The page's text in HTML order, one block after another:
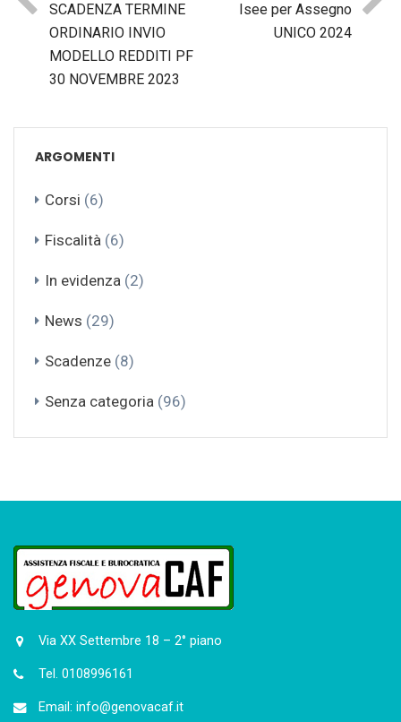
SCADENZA TERMINE
ORDINARIO INVIO
MODELLO REDDITI PF
30 NOVEMBRE 2023
Isee per Assegno
UNICO 2024
ARGOMENTI
Corsi (6)
Fiscalità (6)
In evidenza (2)
News (29)
Scadenze (8)
Senza categoria (96)
Via XX Settembre 18 – 2° piano
Tel. 0108996161
Email: info@genovacaf.it